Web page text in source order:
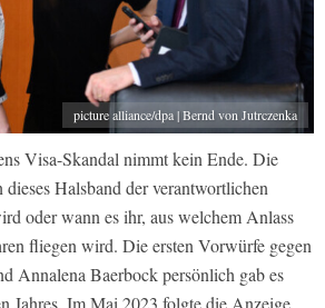
picture alliance/dpa | Bernd von Jutrczenka
Visa-Skandal nimmt kein Ende. Die
Halsband der verantwortlichen
oder wann es ihr, aus welchem Anlass
fliegen wird. Die ersten Vorwürfe gegen
Annalena Baerbock persönlich gab es
Jahres. Im Mai 2023 folgte die Anzeige